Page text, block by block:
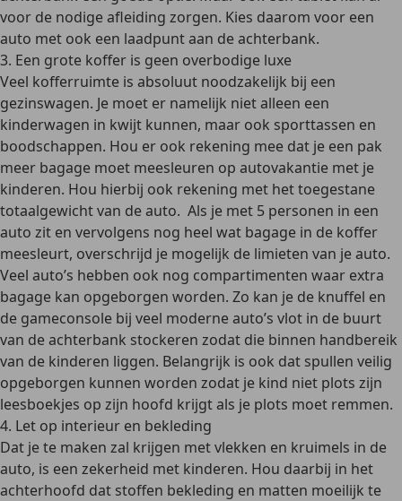
voor de nodige afleiding zorgen. Kies daarom voor een
auto met ook een laadpunt aan de achterbank.
3. Een grote koffer is geen overbodige luxe
Veel kofferruimte is absoluut noodzakelijk bij een
gezinswagen. Je moet er namelijk niet alleen een
kinderwagen in kwijt kunnen, maar ook sporttassen en
boodschappen. Hou er ook rekening mee dat je een pak
meer bagage moet meesleuren op autovakantie met je
kinderen. Hou hierbij ook rekening met het toegestane
totaalgewicht van de auto. Als je met 5 personen in een
auto zit en vervolgens nog heel wat bagage in de koffer
meesleurt, overschrijd je mogelijk de limieten van je auto.
Veel auto’s hebben ook nog compartimenten waar extra
bagage kan opgeborgen worden. Zo kan je de knuffel en
de gameconsole bij veel moderne auto’s vlot in de buurt
van de achterbank stockeren zodat die binnen handbereik
van de kinderen liggen. Belangrijk is ook dat spullen veilig
opgeborgen kunnen worden zodat je kind niet plots zijn
leesboekjes op zijn hoofd krijgt als je plots moet remmen.
4. Let op interieur en bekleding
Dat je te maken zal krijgen met vlekken en kruimels in de
auto, is een zekerheid met kinderen. Hou daarbij in het
achterhoofd dat stoffen bekleding en matten moeilijk te